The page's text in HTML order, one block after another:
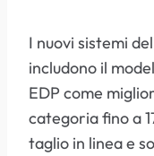
I nuovi sistemi
includono il
EDP come
categoria fino a
taglio in linea e